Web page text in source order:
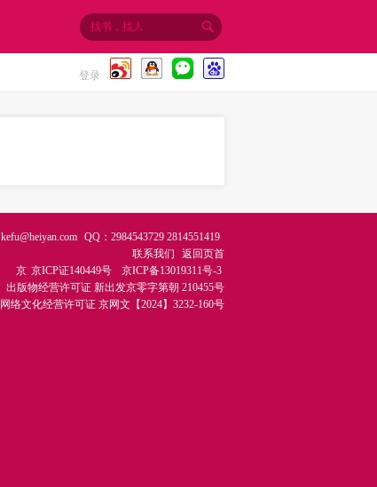
登录
kefu@heiyan.com QQ：2984543729 2814551419
联系我们
返回页首
京 京ICP证140449号
京ICP备13019311号-3
出版物经营许可证 新出发京零字第朝 210455号
网络文化经营许可证 京网文【2024】3232-160号